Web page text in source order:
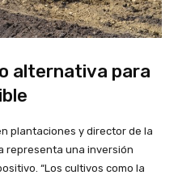
alternativa para
plantaciones y director de la
representa una inversión
“Los cultivos como la